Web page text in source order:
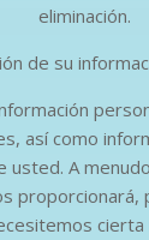
eliminación.
de su
así como
usted. A
proporcionará,
cierta